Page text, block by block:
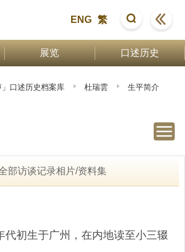
ENG 繁
展览 口述历史
」口述历史档案库 杜瑞雲 生平简介
部访谈记录相片/资料集
代初生于广州，在内地读至小三辍